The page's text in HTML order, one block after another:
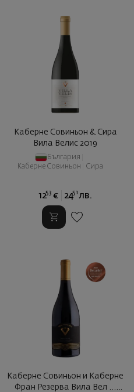
Каберне Совиньон & Сира
Вила Велис 2019
България
Каберне Совиньон
Сира
1253 € 2451 лв.
Каберне Совиньон и Каберне
Фран Резерва Вила Вел ...